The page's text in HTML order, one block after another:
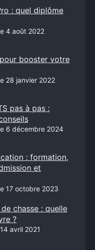
: quel diplôme
4 août 2022
booster votre
28 janvier 2022
pas à pas :
6 décembre 2024
: formation,
et
17 octobre 2023
chasse : quelle
?
avril 2021